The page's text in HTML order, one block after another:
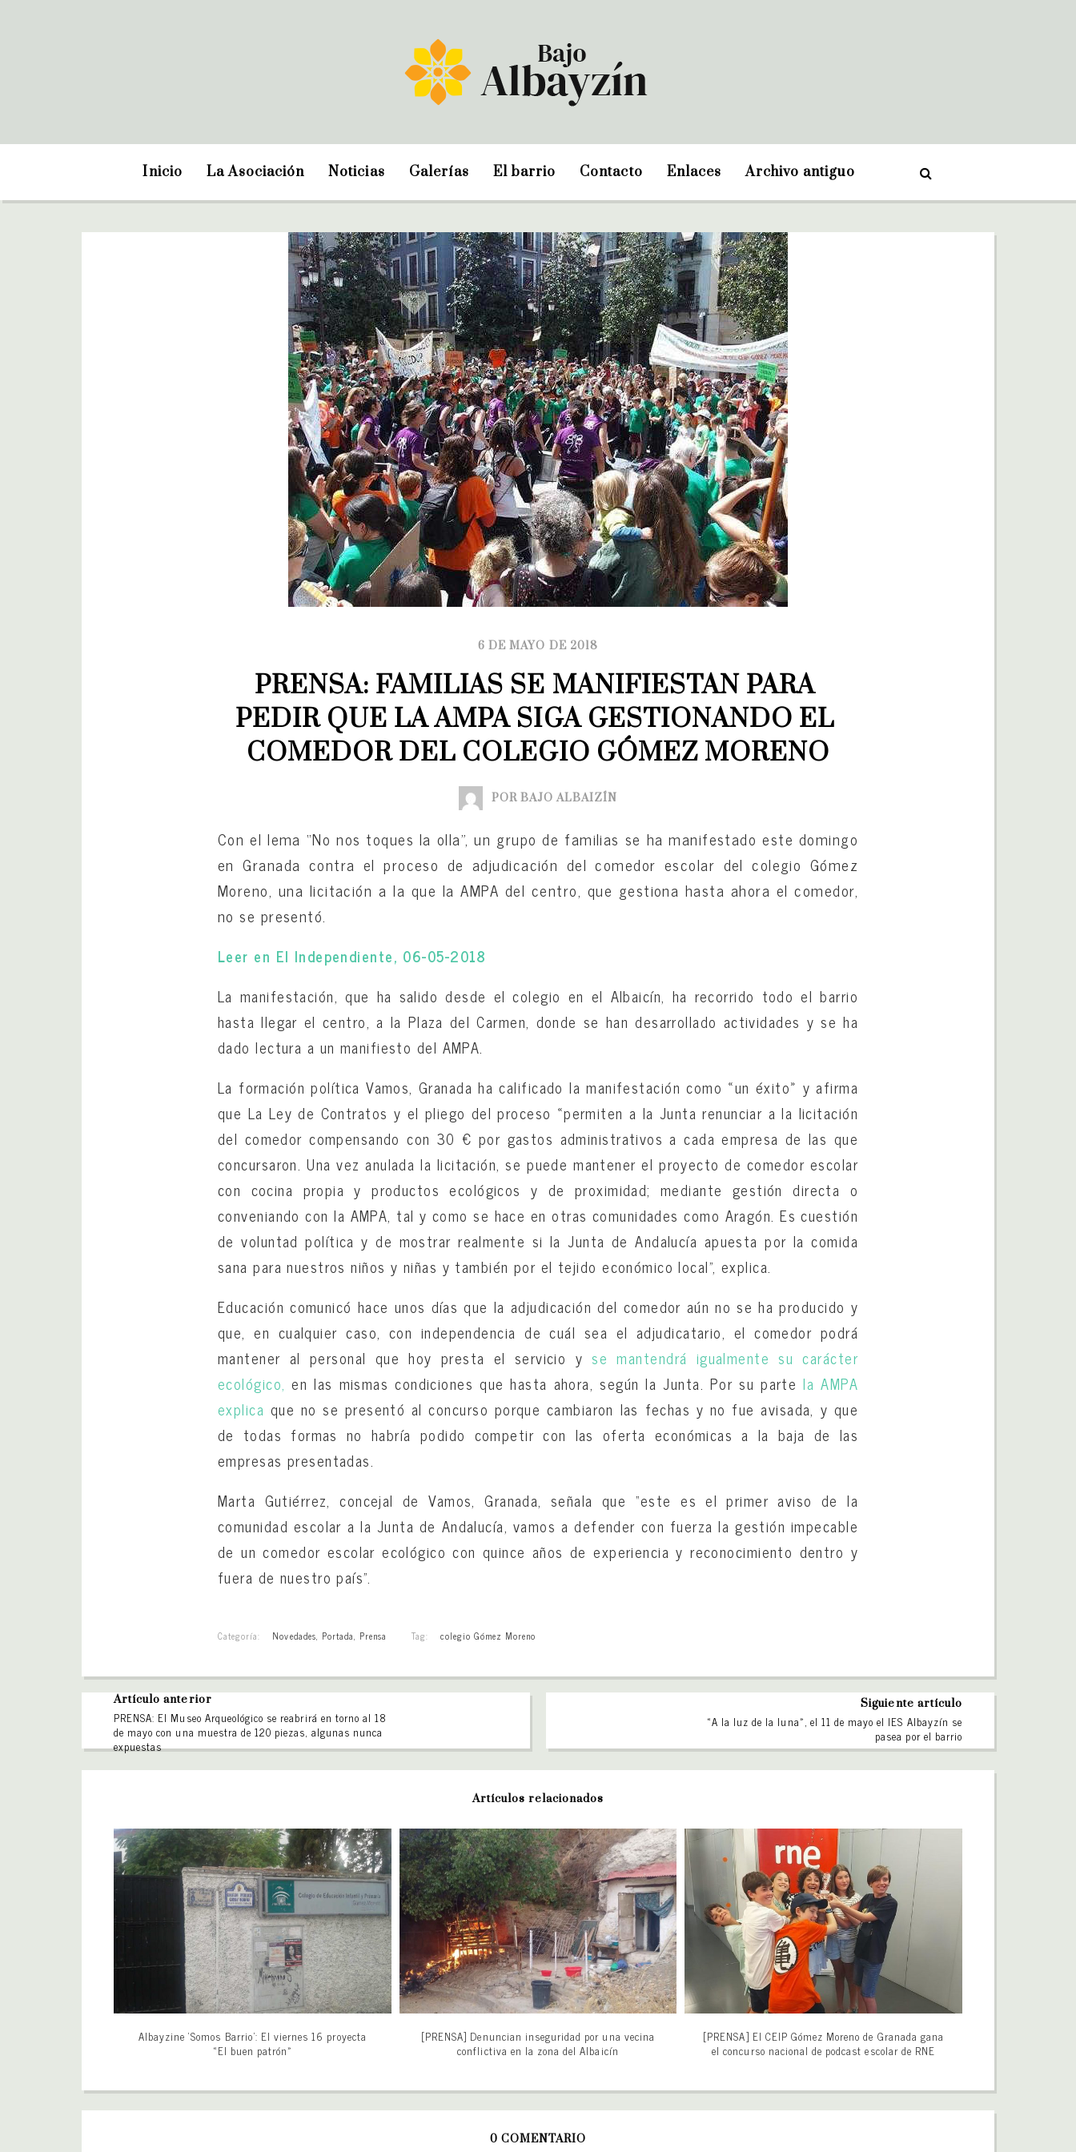
Inicio La Asociación Noticias Galerías El barrio Contacto Enlaces Archivo antiguo
6 DE MAYO DE 2018
PRENSA: FAMILIAS SE MANIFIESTAN PARA
PEDIR QUE LA AMPA SIGA GESTIONANDO EL
COMEDOR DEL COLEGIO GÓMEZ MORENO
POR BAJO ALBAIZÍN
Con el lema “No nos toques la olla”, un grupo de familias se ha manifestado este domingo
en Granada contra el proceso de adjudicación del comedor escolar del colegio Gómez
Moreno, una licitación a la que la AMPA del centro, que gestiona hasta ahora el comedor,
no se presentó.
Leer en El Independiente, 06-05-2018
La manifestación, que ha salido desde el colegio en el Albaicín, ha recorrido todo el barrio
hasta llegar el centro, a la Plaza del Carmen, donde se han desarrollado actividades y se ha
dado lectura a un manifiesto del AMPA.
La formación política Vamos, Granada ha calificado la manifestación como «un éxito» y afirma
que La Ley de Contratos y el pliego del proceso «permiten a la Junta renunciar a la licitación
del comedor compensando con 30 € por gastos administrativos a cada empresa de las que
concursaron. Una vez anulada la licitación, se puede mantener el proyecto de comedor escolar
con cocina propia y productos ecológicos y de proximidad; mediante gestión directa o
conveniando con la AMPA, tal y como se hace en otras comunidades como Aragón. Es cuestión
de voluntad política y de mostrar realmente si la Junta de Andalucía apuesta por la comida
sana para nuestros niños y niñas y también por el tejido económico local”, explica.
Educación comunicó hace unos días que la adjudicación del comedor aún no se ha producido y
que, en cualquier caso, con independencia de cuál sea el adjudicatario, el comedor podrá
mantener al personal que hoy presta el servicio y se mantendrá igualmente su carácter
ecológico, en las mismas condiciones que hasta ahora, según la Junta. Por su parte la AMPA
explica que no se presentó al concurso porque cambiaron las fechas y no fue avisada, y que
de todas formas no habría podido competir con las oferta económicas a la baja de las
empresas presentadas.
Marta Gutiérrez, concejal de Vamos, Granada, señala que “este es el primer aviso de la
comunidad escolar a la Junta de Andalucía, vamos a defender con fuerza la gestión impecable
de un comedor escolar ecológico con quince años de experiencia y reconocimiento dentro y
fuera de nuestro país”.
Categoría: Novedades, Portada, Prensa Tag: colegio Gómez Moreno
Artículo anterior
PRENSA: El Museo Arqueológico se reabrirá en torno al 18
de mayo con una muestra de 120 piezas, algunas nunca
expuestas
Siguiente artículo
«A la luz de la luna», el 11 de mayo el IES Albayzín se
pasea por el barrio
Artículos relacionados
Albayzine ‘Somos Barrio’: El viernes 16 proyecta
«El buen patrón»
[PRENSA] Denuncian inseguridad por una vecina
conflictiva en la zona del Albaicín
[PRENSA] El CEIP Gómez Moreno de Granada gana
el concurso nacional de podcast escolar de RNE
0 COMENTARIO